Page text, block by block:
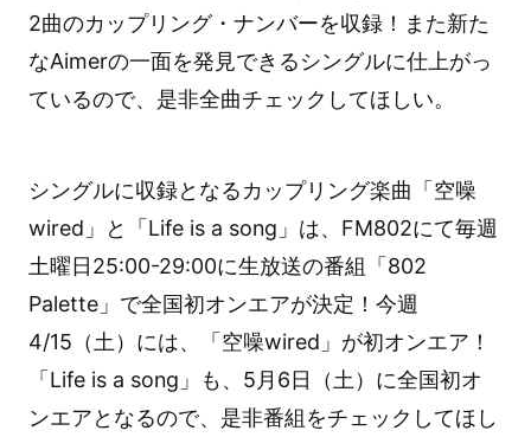
2曲のカップリング・ナンバーを収録！また新た
なAimerの一面を発見できるシングルに仕上がっ
ているので、是非全曲チェックしてほしい。
シングルに収録となるカップリング楽曲「空噪
wired」と「Life is a song」は、FM802にて毎週
土曜日25:00-29:00に生放送の番組「802
Palette」で全国初オンエアが決定！今週
4/15（土）には、「空噪wired」が初オンエア！
「Life is a song」も、5月6日（土）に全国初オ
ンエアとなるので、是非番組をチェックしてほし